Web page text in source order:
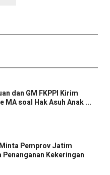
dan GM FKPPI Kirim
MA soal Hak Asuh Anak ...
Pemprov Jatim
Kekeringan